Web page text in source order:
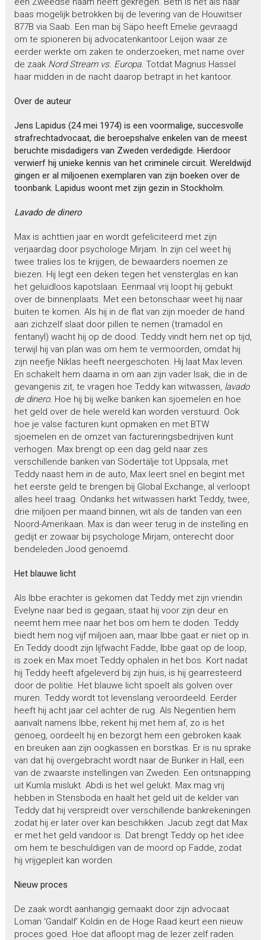
baas mogelijk betrokken bij de levering van de Houwitser
877B via Saab. Een man bij Säpo heeft Emelie gevraagd
om te spioneren bij advocatenkantoor Leijon waar ze
eerder werkte om zaken te onderzoeken, met name over
de zaak Nord Stream vs. Europa. Totdat Magnus Hassel
haar midden in de nacht daarop betrapt in het kantoor.
Over de auteur
Jens Lapidus (24 mei 1974) is een voormalige, succesvolle
strafrechtadvocaat, die beroepshalve enkelen van de meest
beruchte misdadigers van Zweden verdedigde. Hierdoor
verwierf hij unieke kennis van het criminele circuit. Wereldwijd
gingen er al miljoenen exemplaren van zijn boeken over de
toonbank. Lapidus woont met zijn gezin in Stockholm.
Lavado de dinero
Max is achttien jaar en wordt gefeliciteerd met zijn
verjaardag door psychologe Mirjam. In zijn cel weet hij
twee tralies los te krijgen, de bewaarders noemen ze
biezen. Hij legt een deken tegen het vensterglas en kan
het geluidloos kapotslaan. Eenmaal vrij loopt hij gebukt
over de binnenplaats. Met een betonschaar weet hij naar
buiten te komen. Als hij in de flat van zijn moeder de hand
aan zichzelf slaat door pillen te nemen (tramadol en
fentanyl) wacht hij op de dood. Teddy vindt hem net op tijd,
terwijl hij van plan was om hem te vermoorden, omdat hij
zijn neefje Niklas heeft neergeschoten. Hij laat Max leven.
En schakelt hem daarna in om aan zijn vader Isak, die in de
gevangenis zit, te vragen hoe Teddy kan witwassen, lavado
de dinero. Hoe hij bij welke banken kan sjoemelen en hoe
het geld over de hele wereld kan worden verstuurd. Ook
hoe je valse facturen kunt opmaken en met BTW
sjoemelen en de omzet van factureringsbedrijven kunt
verhogen. Max brengt op een dag geld naar zes
verschillende banken van Södertälje tot Uppsala, met
Teddy naast hem in de auto, Max leert snel en begint met
het eerste geld te brengen bij Global Exchange, al verloopt
alles heel traag. Ondanks het witwassen harkt Teddy, twee,
drie miljoen per maand binnen, wit als de tanden van een
Noord-Amerikaan. Max is dan weer terug in de instelling en
gedijt er zowaar bij psychologe Mirjam, onterecht door
bendeleden Jood genoemd.
Het blauwe licht
Als Ibbe erachter is gekomen dat Teddy met zijn vriendin
Evelyne naar bed is gegaan, staat hij voor zijn deur en
neemt hem mee naar het bos om hem te doden. Teddy
biedt hem nog vijf miljoen aan, maar Ibbe gaat er niet op in.
En Teddy doodt zijn lijfwacht Fadde, Ibbe gaat op de loop,
is zoek en Max moet Teddy ophalen in het bos. Kort nadat
hij Teddy heeft afgeleverd bij zijn huis, is hij gearresteerd
door de politie. Het blauwe licht spoelt als golven over
muren. Teddy wordt tot levenslang veroordeeld. Eerder
heeft hij acht jaar cel achter de rug. Als Negentien hem
aanvalt namens Ibbe, rekent hij met hem af, zo is het
genoeg, oordeelt hij en bezorgt hem een gebroken kaak
en breuken aan zijn oogkassen en borstkas. Er is nu sprake
van dat hij overgebracht wordt naar de Bunker in Hall, een
van de zwaarste instellingen van Zweden. Een ontsnapping
uit Kumla mislukt. Abdi is het wel gelukt. Max mag vrij
hebben in Stensboda en haalt het geld uit de kelder van
Teddy dat hij verspreidt over verschillende bankrekeningen
zodat hij er later over kan beschikken. Jacub zegt dat Max
er met het geld vandoor is. Dat brengt Teddy op het idee
om hem te beschuldigen van de moord op Fadde, zodat
hij vrijgepleit kan worden.
Nieuw proces
De zaak wordt aanhangig gemaakt door zijn advocaat
Loman ‘Gandalf’ Koldin en de Hoge Raad keurt een nieuw
proces goed. Hoe dat afloopt mag de lezer zelf raden.